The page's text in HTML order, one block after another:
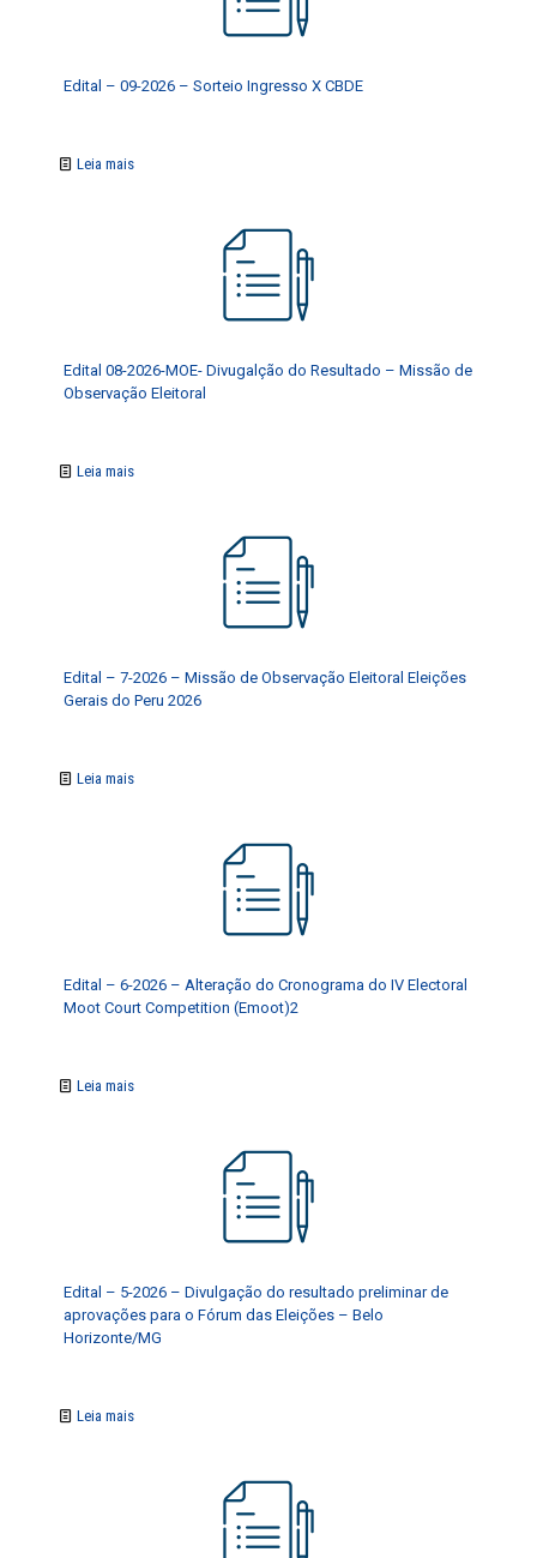
Edital – 09-2026 – Sorteio Ingresso X CBDE
Leia mais
Edital 08-2026-MOE- Divugalção do Resultado – Missão de
Observação Eleitoral
Leia mais
Edital – 7-2026 – Missão de Observação Eleitoral Eleições
Gerais do Peru 2026
Leia mais
Edital – 6-2026 – Alteração do Cronograma do IV Electoral
Moot Court Competition (Emoot)2
Leia mais
Edital – 5-2026 – Divulgação do resultado preliminar de
aprovações para o Fórum das Eleições – Belo
Horizonte/MG
Leia mais